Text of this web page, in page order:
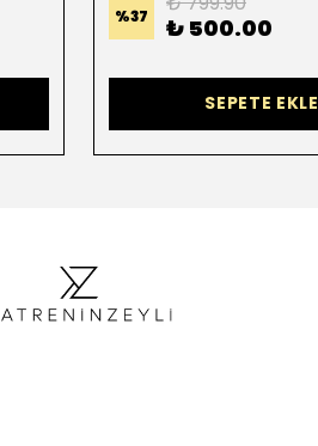
%37 ₺ 500.00
SEPETE EKLE